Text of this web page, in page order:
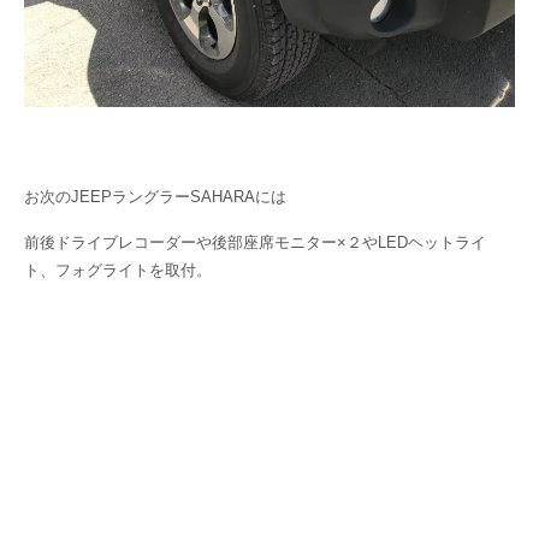
お次のJEEPラングラーSAHARAには
前後ドライブレコーダーや後部座席モニター×２やLEDヘットライ
ト、フォグライトを取付。